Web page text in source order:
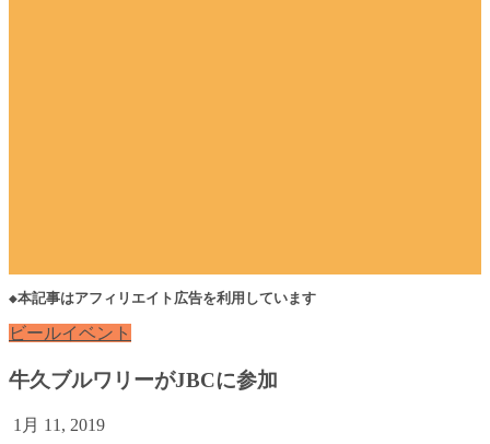
◆本記事はアフィリエイト広告を利用しています
ビールイベント
牛久ブルワリーがJBCに参加
1月 11, 2019